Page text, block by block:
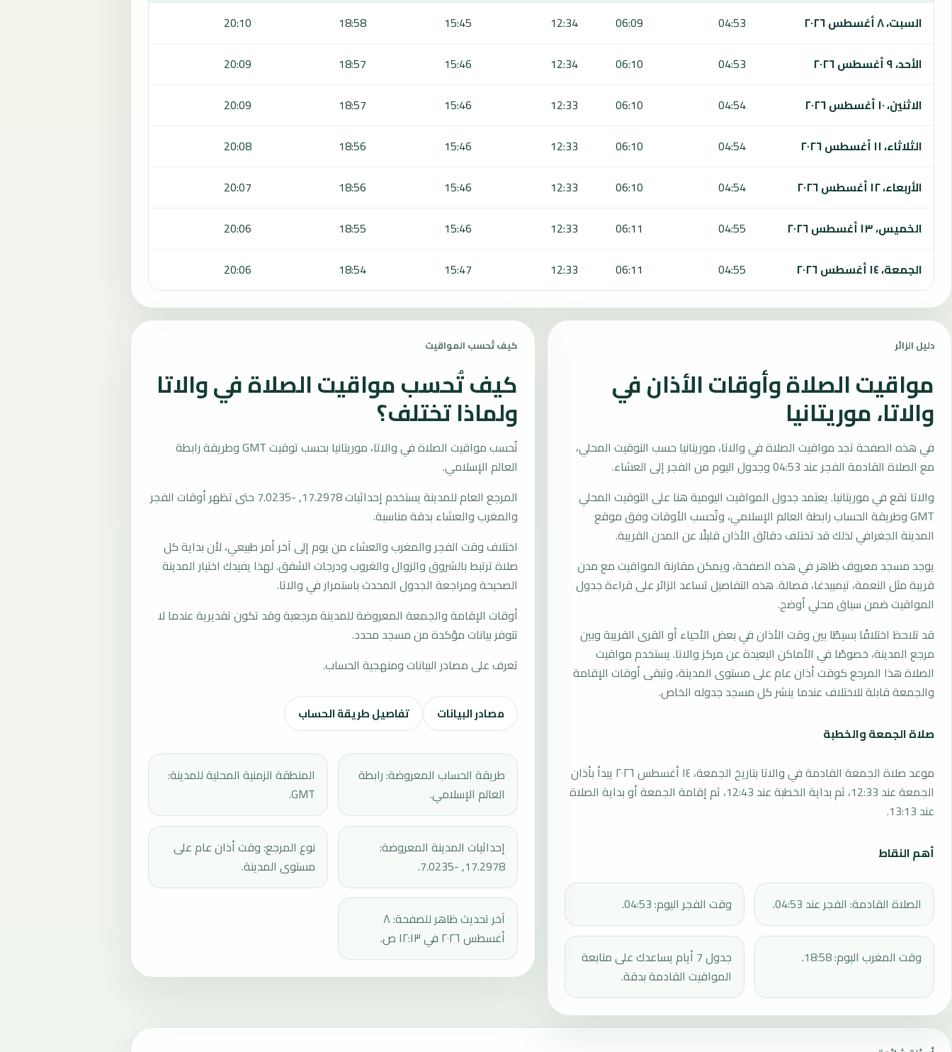
يعرض هذا الجدول مواقيت الصلاة لمدة 7 أيام في والاتا، بما يشمل الفجر والشروق والظهر والعصر والمغرب والعشاء.
السبت، ٨ أغسطس ٢٠٢٦ 04:53
06:09
12:34
15:45
18:58
20:10
الأحد، ٩ أغسطس ٢٠٢٦
04:53
06:10
12:34
15:46
18:57
20:09
الاثنين، ١٠ أغسطس ٢٠٢٦
04:54
06:10
12:33
15:46
18:57
20:09
الثلاثاء، ١١ أغسطس ٢٠٢٦
04:54
06:10
12:33
15:46
18:56
20:08
الأربعاء، ١٢ أغسطس ٢٠٢٦
04:54
06:10
12:33
15:46
18:56
20:07
الخميس، ١٣ أغسطس ٢٠٢٦
04:55
06:11
12:33
15:46
18:55
20:06
الجمعة، ١٤ أغسطس ٢٠٢٦
04:55
06:11
12:33
15:47
18:54
20:06
دليل الزائر
مواقيت الصلاة وأوقات الأذان في
والاتا، موريتانيا
في هذه الصفحة تجد مواقيت الصلاة في والاتا، موريتانيا حسب التوقيت المحلي،
مع الصلاة القادمة الفجر عند 04:53 وجدول اليوم من الفجر إلى العشاء.
والاتا تقع في موريتانيا. يعتمد جدول المواقيت اليومية هنا على التوقيت المحلي
GMT وطريقة الحساب رابطة العالم الإسلامي، وتُحسب الأوقات وفق موقع
المدينة الجغرافي لذلك قد تختلف دقائق الأذان قليلًا عن المدن القريبة.
يوجد مسجد معروف ظاهر في هذه الصفحة، ويمكن مقارنة المواقيت مع مدن
قريبة مثل النعمة، تيمبيدغا، فصالة. هذه التفاصيل تساعد الزائر على قراءة جدول
المواقيت ضمن سياق محلي أوضح.
قد تلاحظ اختلافًا بسيطًا بين وقت الأذان في بعض الأحياء أو القرى القريبة وبين
مرجع المدينة، خصوصًا في الأماكن البعيدة عن مركز والاتا. يستخدم مواقيت
الصلاة هذا المرجع كوقت أذان عام على مستوى المدينة، وتبقى أوقات الإقامة
والجمعة قابلة للاختلاف عندما ينشر كل مسجد جدوله الخاص.
صلاة الجمعة والخطبة
موعد صلاة الجمعة القادمة في والاتا بتاريخ الجمعة، ١٤ أغسطس ٢٠٢٦ يبدأ بأذان
الجمعة عند 12:33، ثم بداية الخطبة عند 12:43، ثم إقامة الجمعة أو بداية الصلاة
عند 13:13.
أهم النقاط
الصلاة القادمة: الفجر عند 04:53. وقت الفجر اليوم: 04:53.
وقت المغرب اليوم: 18:58.
جدول 7 أيام يساعدك على متابعة
المواقيت القادمة بدقة.
كيف تُحسب المواقيت
كيف تُحسب مواقيت الصلاة في والاتا
ولماذا تختلف؟
تُحسب مواقيت الصلاة في والاتا، موريتانيا بحسب توقيت GMT وطريقة رابطة
العالم الإسلامي.
المرجع العام للمدينة يستخدم إحداثيات 17.2978, -7.0235 حتى تظهر أوقات الفجر
والمغرب والعشاء بدقة مناسبة.
اختلاف وقت الفجر والمغرب والعشاء من يوم إلى آخر أمر طبيعي، لأن بداية كل
صلاة ترتبط بالشروق والزوال والغروب ودرجات الشفق. لهذا يفيدك اختيار المدينة
الصحيحة ومراجعة الجدول المحدث باستمرار في والاتا.
أوقات الإقامة والجمعة المعروضة للمدينة مرجعية وقد تكون تقديرية عندما لا
تتوفر بيانات مؤكدة من مسجد محدد.
تعرف على مصادر البيانات ومنهجية الحساب.
مصادر البيانات تفاصيل طريقة الحساب
طريقة الحساب المعروضة: رابطة
العالم الإسلامي.
المنطقة الزمنية المحلية للمدينة:
GMT.
إحداثيات المدينة المعروضة:
17.2978, -7.0235.
نوع المرجع: وقت أذان عام على
مستوى المدينة.
آخر تحديث ظاهر للصفحة: ٨
أغسطس ٢٠٢٦ في ١٢:١٣ ص.